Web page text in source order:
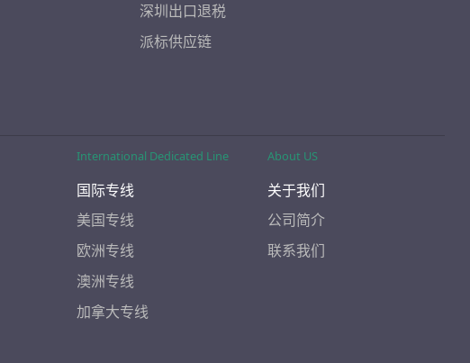
深圳出口退税
派标供应链
International Dedicated Line
国际专线
美国专线
欧洲专线
澳洲专线
加拿大专线
About US
关于我们
公司简介
联系我们